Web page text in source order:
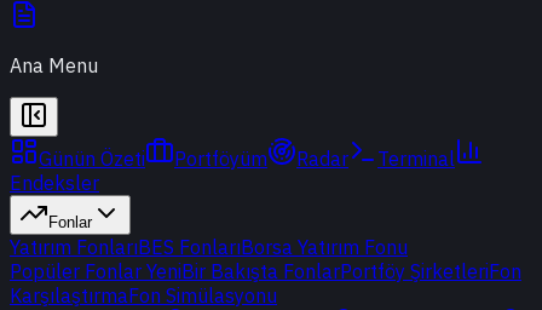
Ana Menu
Günün Özeti Portföyüm Radar
Terminal
Endeksler
Fonlar
Yatırım FonlarıBES FonlarıBorsa Yatırım Fonu
Popüler Fonlar YeniBir Bakışta FonlarPortföy ŞirketleriFon
KarşılaştırmaFon Simülasyonu